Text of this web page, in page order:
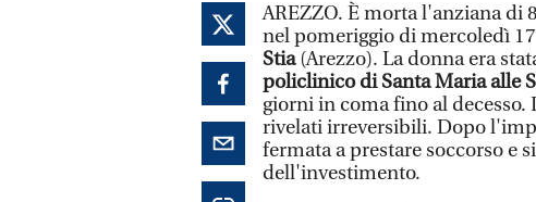
AREZZO. È morta l'anziana di
nel pomeriggio di mercoledì
Stia(Arezzo). La donna era
policlinico di Santa Maria alle
giorni in coma fino al
rivelati irreversibili. Dopo
fermata a prestare soccorso e
dell'investimento.